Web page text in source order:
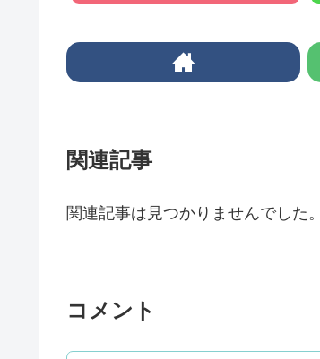
関連記事
関連記事は見つかりませんでした。
コメント